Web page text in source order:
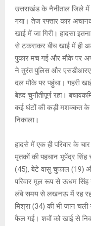
s
A
p
p
b
o
o
k
a
g
e
उत्तराखंड के नैनीताल जिले में
गया। तेज रफ्तार कार
खाई में जा गिरी। हादसा
से टकराकर बीच खाई में ही
पुकार मच गई और मौके पर
ने तुरंत पुलिस और
दल मौके पर पहुंचा। गहरी
बेहद चुनौतीपूर्ण रहा।
कई घंटों की कड़ी मशक्कत के
निकाला।
हादसे में एक ही परिवार के
मृतकों की पहचान भूपेंद्र
(45), बेटे वासु चुफाल (19)
परिवार मूल रूप से ऊधम सिंह
लंबे समय से लखनऊ में रह
मिश्रा (34) की भी जान
फैल गई। शवों को खाई से